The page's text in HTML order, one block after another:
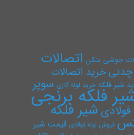
جوشی بنکن اتصالات
چدنیخرید اتصالات
شیر فلکه خرید لوله گازی سوپر
فلکه برنجی
شیر فلکه
فروش لوله فولادی قیمت شیر